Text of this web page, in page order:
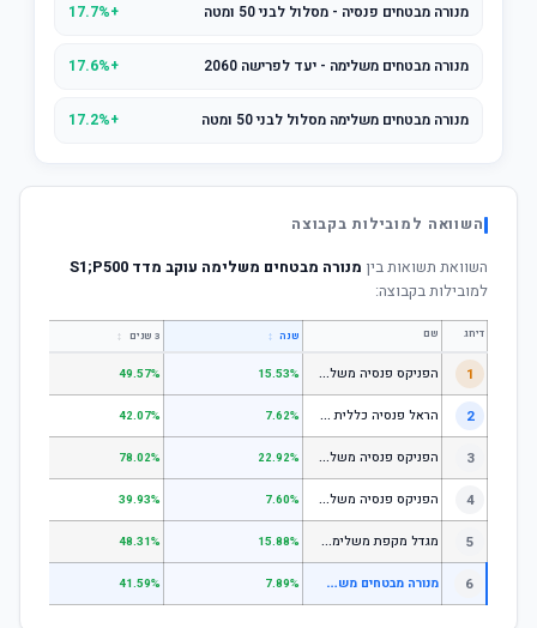
מנורה מבטחים פנסיה - מסלול לבני 50 ומטה +17.7%
מנורה מבטחים משלימה - יעד לפרישה 2060 +17.6%
מנורה מבטחים משלימה מסלול לבני 50 ומטה +17.2%
השוואה למובילות בקבוצה
השוואת תשואות בין מנורה מבטחים משלימה עוקב מדד S1;P500
למובילות בקבוצה:
דירוג שם שנה ↕ 3 שנים ↕
1 ה
פניקס פנסיה משלימה - מסלול לבני 50 ומטה 15.53%
49.57%
2 ה
ראל פנסיה כללית עוקב מדד s1;p 7.62%
42.07%
3 ה
פניקס פנסיה משלימה - מניות 22.92%
78.02%
4 ה
פניקס פנסיה משלימה עוקב מדד S1;P500 7.60%
39.93%
5 מ
גדל מקפת משלימה לבני 50 ומטה 15.88%
48.31%
6 מ
נורה מבטחים משלימה עוקב מדד S1;P500 7.89%
41.59%